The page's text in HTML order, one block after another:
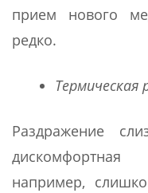
прием нового
редко.
Термическая
Раздражение
например,